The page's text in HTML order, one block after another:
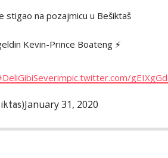
stigao na pozajmicu u Bešiktaš
Kevin-Prince Boateng ⚡
pic.twitter.com/
January 31, 2020